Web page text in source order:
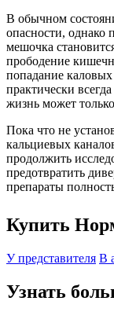
В обычном
опасности, однако
мешочка
прободение
попадание
практически
жизнь может
Пока что не
кальциевых
продолжить
предотвратить
препараты
Купить
У представителя В
Узнать